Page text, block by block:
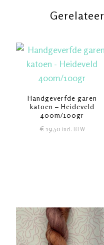
Handgeverfde garen
katoen – Heideveld
400m/100gr
€ 19,50 incl. BTW